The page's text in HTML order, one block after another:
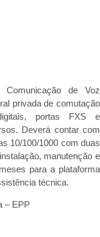
de Voz
privada de comutação
portas FXS e
Deverá contar com
10/100/1000 com duas
manutenção e
para a plataforma
técnica.
– EPP